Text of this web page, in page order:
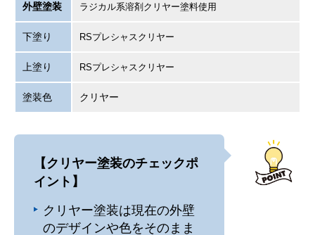
外壁塗装 ラジカル系溶剤クリヤー塗料使用
下塗り RSプレシャスクリヤー
上塗り RSプレシャスクリヤー
塗装色 クリヤー
【クリヤー塗装のチェックポ
イント】
クリヤー塗装は現在の外壁
のデザインや色をそのまま